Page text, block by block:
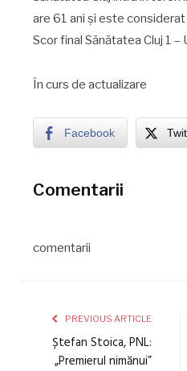
are 61 ani și este
Scor final Sănătatea Cluj 1
În curs de actualizare
Facebook
Comentarii
comentarii
PREVIOUS ARTICLE
Ștefan Stoica, PNL:
„Premierul nimănui”